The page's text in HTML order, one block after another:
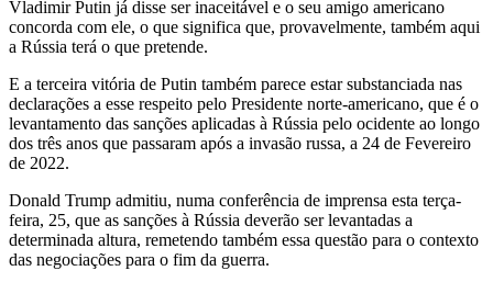
Vladimir Putin já disse ser inaceitável e o seu amigo americano
concorda com ele, o que significa que, provavelmente, também aqui
a Rússia terá o que pretende.
E a terceira vitória de Putin também parece estar substanciada nas
declarações a esse respeito pelo Presidente norte-americano, que é o
levantamento das sanções aplicadas à Rússia pelo ocidente ao longo
dos três anos que passaram após a invasão russa, a 24 de Fevereiro
de 2022.
Donald Trump admitiu, numa conferência de imprensa esta terça-
feira, 25, que as sanções à Rússia deverão ser levantadas a
determinada altura, remetendo também essa questão para o contexto
das negociações para o fim da guerra.